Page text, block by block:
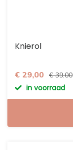
Knierol
€ 29,00 € 39,00
in voorraad